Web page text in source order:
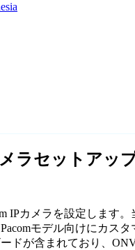
ラセットアッ
IPカメラを設定します
モデル向けにカス
ドが含まれており、